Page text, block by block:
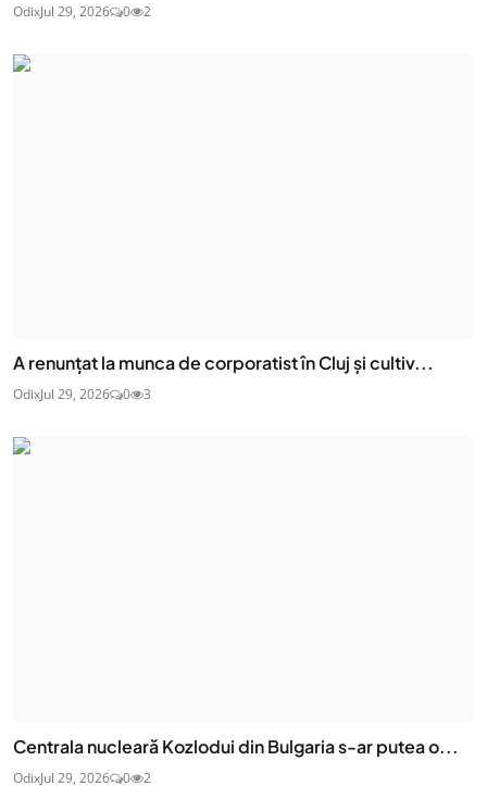
OdixJul 29, 2026 0 2
A renunțat la munca de corporatist în Cluj și cultiv...
OdixJul 29, 2026 0 3
Centrala nucleară Kozlodui din Bulgaria s-ar putea o...
OdixJul 29, 2026 0 2